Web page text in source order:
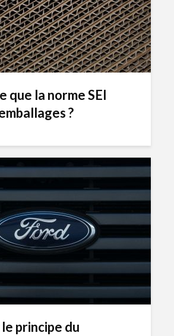
que la norme SEI
?
principe du